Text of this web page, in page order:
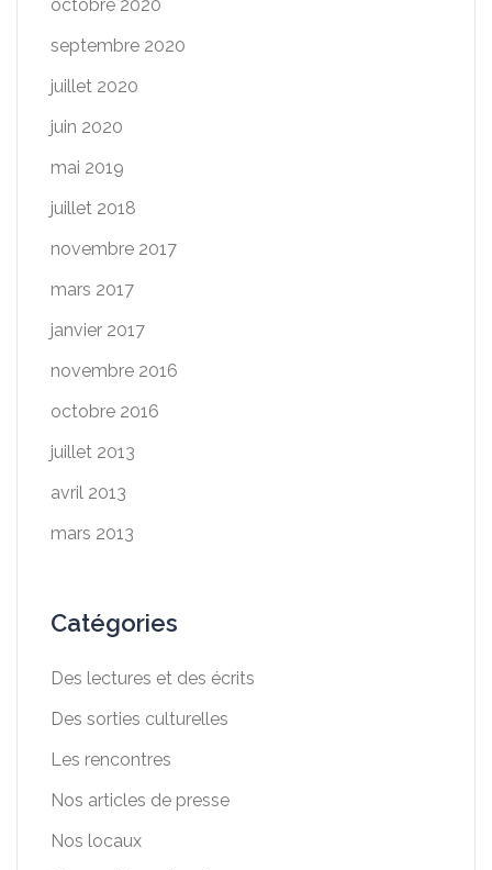
octobre 2020
septembre 2020
juillet 2020
juin 2020
mai 2019
juillet 2018
novembre 2017
mars 2017
janvier 2017
novembre 2016
octobre 2016
juillet 2013
avril 2013
mars 2013
Catégories
Des lectures et des écrits
Des sorties culturelles
Les rencontres
Nos articles de presse
Nos locaux